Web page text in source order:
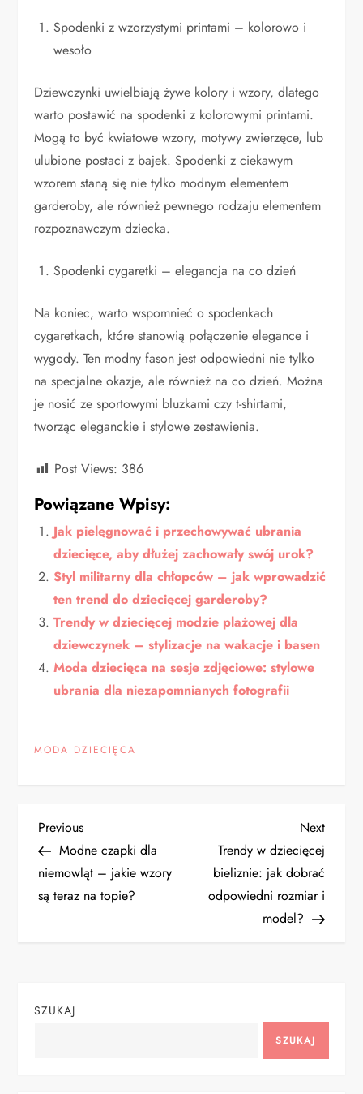
Spodenki z wzorzystymi printami – kolorowo i
wesoło
Dziewczynki uwielbiają żywe kolory i wzory, dlatego
warto postawić na spodenki z kolorowymi printami.
Mogą to być kwiatowe wzory, motywy zwierzęce, lub
ulubione postaci z bajek. Spodenki z ciekawym
wzorem staną się nie tylko modnym elementem
garderoby, ale również pewnego rodzaju elementem
rozpoznawczym dziecka.
Spodenki cygaretki – elegancja na co dzień
Na koniec, warto wspomnieć o spodenkach
cygaretkach, które stanowią połączenie elegance i
wygody. Ten modny fason jest odpowiedni nie tylko
na specjalne okazje, ale również na co dzień. Można
je nosić ze sportowymi bluzkami czy t-shirtami,
tworząc eleganckie i stylowe zestawienia.
Post Views: 386
Powiązane Wpisy:
Jak pielęgnować i przechowywać ubrania
dziecięce, aby dłużej zachowały swój urok?
Styl militarny dla chłopców – jak wprowadzić
ten trend do dziecięcej garderoby?
Trendy w dziecięcej modzie plażowej dla
dziewczynek – stylizacje na wakacje i basen
Moda dziecięca na sesje zdjęciowe: stylowe
ubrania dla niezapomnianych fotografii
MODA DZIECIĘCA
N
a
w
a
Previous
Post
Previous
Modne czapki dla
niemowląt – jakie wzory
są teraz na topie?
Next
Post
Next
Trendy w dziecięcej
bieliznie: jak dobrać
odpowiedni rozmiar i
model?
SZUKAJ
SZUKAJ